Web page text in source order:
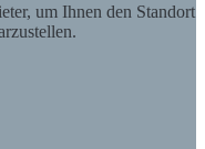
um Ihnen den Standort